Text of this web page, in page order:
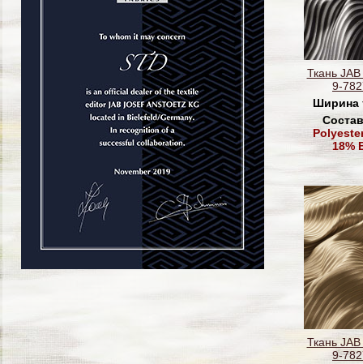
Ткань
9-
Ширина
18%
Ткань
9-